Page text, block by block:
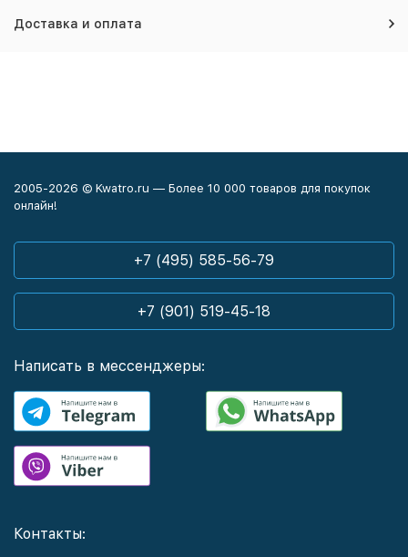
Доставка и оплата
2005-2026 © Kwatro.ru — Более 10 000 товаров для покупок
онлайн!
+7 (495) 585-56-79
+7 (901) 519-45-18
Написать в мессенджеры:
Контакты: